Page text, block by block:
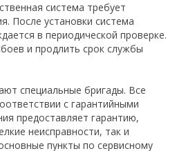
система требует
После установки система
в периодической проверке.
и продлить срок службы
специальные бригады. Все
с гарантийными
предоставляет гарантию,
неисправности, так и
пункты по сервисному